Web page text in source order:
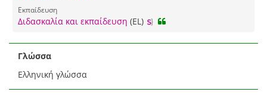
Εκπαίδευση
Διδασκαλία και εκπαίδευση (EL)
Γλώσσα
Ελληνική γλώσσα